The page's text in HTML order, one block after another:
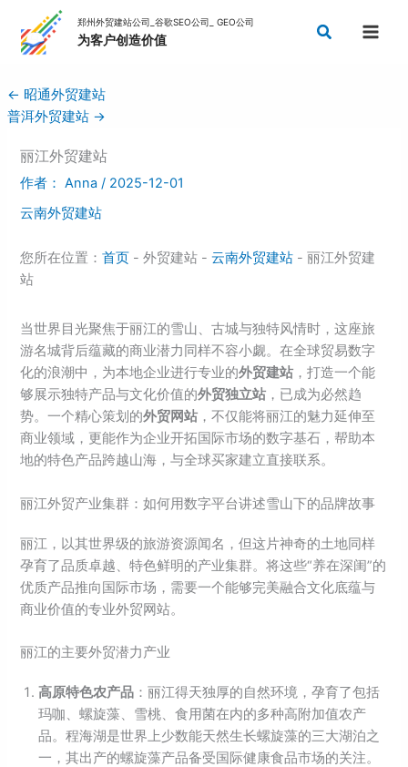
搜
← 昭通外贸建站
普洱外贸建站 →
丽江外贸建站
作者： Anna/ 2025-12-01
云南外贸建站
您所在位置：首页 - 外贸建站 -云南外贸建站 - 丽江外贸建
站
当世界目光聚焦于丽江的雪山、古城与独特风情时，这座旅
游名城背后蕴藏的商业潜力同样不容小觑。在全球贸易数字
化的浪潮中，为本地企业进行专业的外贸建站 ，打造一个能
够展示独特产品与文化价值的外贸独立站 ，已成为必然趋
势。一个精心策划的外贸网站 ，不仅能将丽江的魅力延伸至
商业领域，更能作为企业开拓国际市场的数字基石，帮助本
地的特色产品跨越山海，与全球买家建立直接联系。
丽江外贸产业集群：如何用数字平台讲述雪山下的品牌故事
丽江，以其世界级的旅游资源闻名，但这片神奇的土地同样
孕育了品质卓越、特色鲜明的产业集群。将这些“养在深闺”的
优质产品推向国际市场，需要一个能够完美融合文化底蕴与
商业价值的专业外贸网站。
丽江的主要外贸潜力产业
高原特色农产品 ：丽江得天独厚的自然环境，孕育了包括
玛咖、螺旋藻、雪桃、食用菌在内的多种高附加值农产
品。程海湖是世界上少数能天然生长螺旋藻的三大湖泊之
一，其出产的螺旋藻产品备受国际健康食品市场的关注。